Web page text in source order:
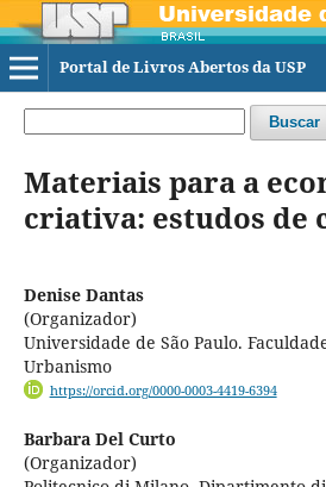
Portal de Livros Abertos da USP
Buscar
Materiais para a
criativa: estudos de
Denise Dantas
(Organizador)
Universidade de São Paulo.
Urbanismo
https://orcid.org/0000-0003-4419-6394
Barbara Del Curto
(Organizador)